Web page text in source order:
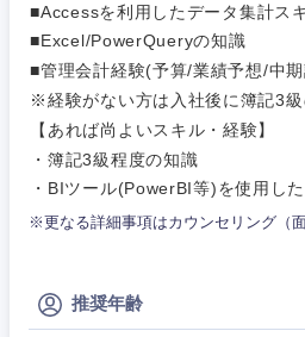
■Accessを利用したデータ集計ス
■Excel/PowerQueryの知識
■管理会計経験(予算/業績予想/中
※経験がない方は入社後に簿記3
【あれば尚よいスキル・経験】
・簿記3級程度の知識
・BIツール(PowerBI等)を使用し
※更なる詳細事項はカウンセリング（
推奨年齢
マーケテ
営業
クリエイ
コンサル
経営企画
政策渉外
営業
サービス
クリエイティブ
コンサルタント
食品・化粧品・アパレル・
メディカル・ヘルスケア・
金融
倉庫・運輸・物流
こだわり条件を入力
急募
上場企業
転勤なし